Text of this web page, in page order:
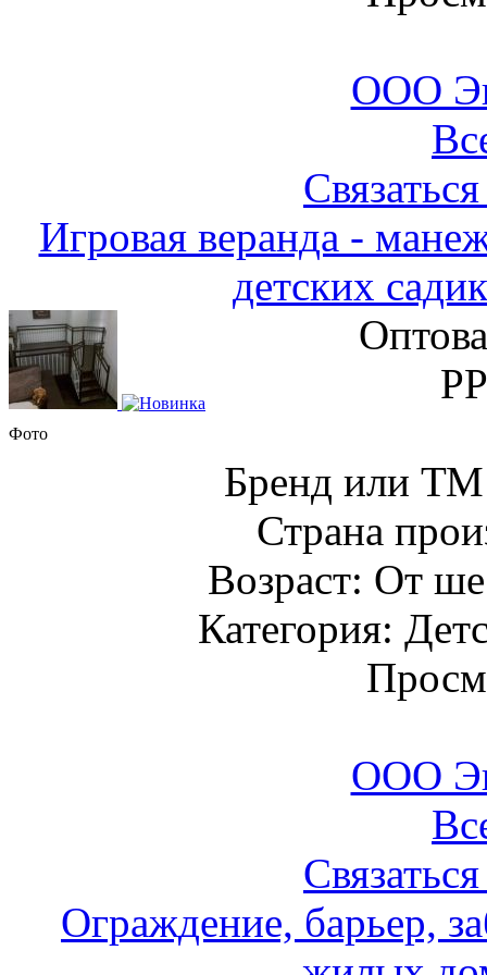
ООО
Игровая веранда -
детских
Фото
Бренд или
Страна
Возраст: От
Категория:
ООО
Ограждение, барьер,